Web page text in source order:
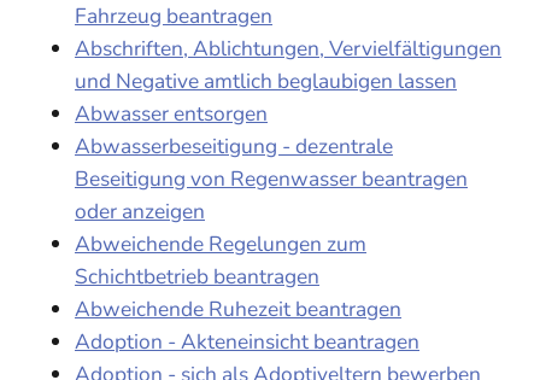
Fahrzeug beantragen
Abschriften, Ablichtungen, Vervielfältigungen
und Negative amtlich beglaubigen lassen
Abwasser entsorgen
Abwasserbeseitigung - dezentrale
Beseitigung von Regenwasser beantragen
oder anzeigen
Abweichende Regelungen zum
Schichtbetrieb beantragen
Abweichende Ruhezeit beantragen
Adoption - Akteneinsicht beantragen